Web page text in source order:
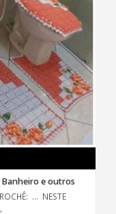
Banheiro e outros
... NESTE